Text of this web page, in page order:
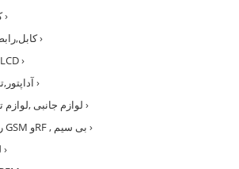
کانکتور , اتصالات , آنتن›
کابل,رابط سیمی,مبدل,وارنیش›
لوازم تلویزیون LED و LCD›
›
›
›
›